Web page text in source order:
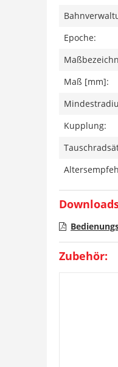
Epoche:
Maß [mm]:
Kupplung:
Zubehör: